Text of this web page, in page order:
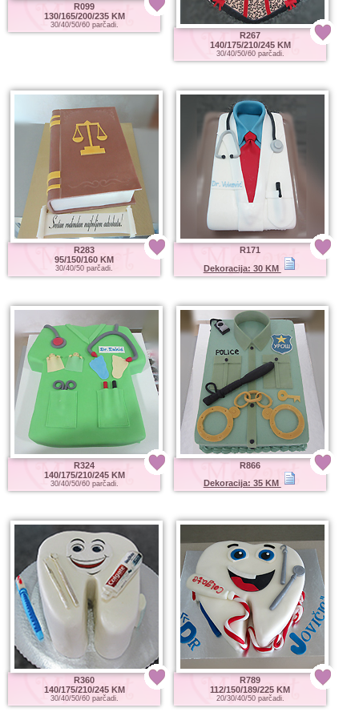
R099
130/165/200/235 KM
30/40/50/60 parčadi.
R267
140/175/210/245 KM
30/40/50/60 parčadi.
R283
95/150/160 KM
30/40/50 parčadi.
R171
Dekoracija: 30 KM
R324
140/175/210/245 KM
30/40/50/60 parčadi.
R866
Dekoracija: 35 KM
R360
140/175/210/245 KM
30/40/50/60 parčadi.
R789
112/150/189/225 KM
20/30/40/50 parčadi.